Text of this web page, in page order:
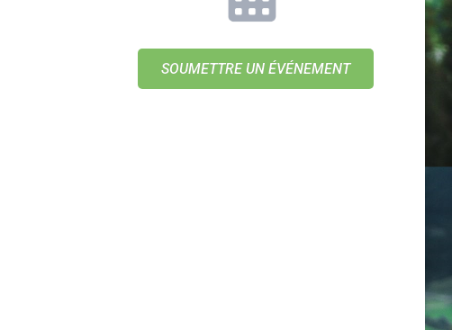
SOUMETTRE UN ÉVÉNEMENT